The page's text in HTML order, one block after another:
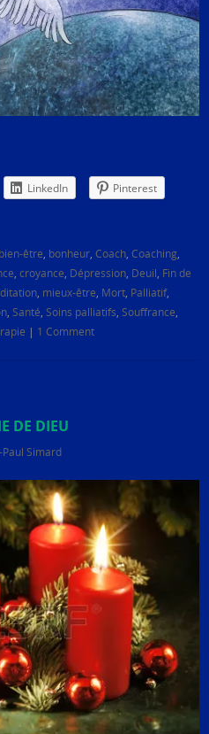
LinkedIn
Pinterest
bien-être bonheur ,Coach ,Coaching
,croyance Dépression Deuil Fin de
mieux-être Mort Palliatif,
Santé Soins palliatifs Souffrance
| 1 Comment
DE DIEU
Paul Simard